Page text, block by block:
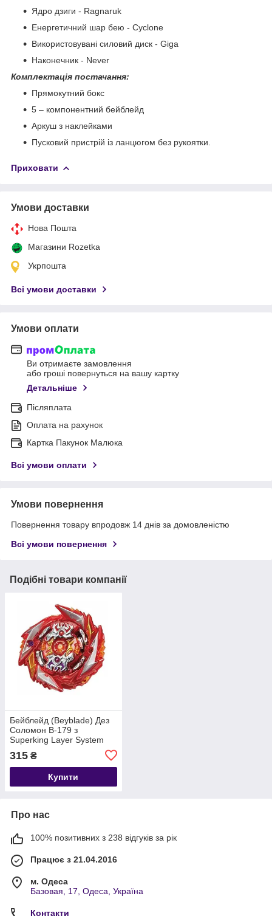
Ядро дзиги - Ragnaruk
Енергетичний шар бею - Cyclone
Використовувані силовий диск - Giga
Наконечник - Never
Комплектація постачання:
Прямокутний бокс
5 – компонентний бейблейд
Аркуш з наклейками
Пусковий пристрій із ланцюгом без рукоятки.
Приховати
Умови доставки
Нова Пошта
Магазини Rozetka
Укрпошта
Всі умови доставки
Умови оплати
Ви отримаєте замовлення
або гроші повернуться на вашу картку
Детальніше
Післяплата
Оплата на рахунок
Картка Пакунок Малюка
Всі умови оплати
Умови повернення
Повернення товару впродовж 14 днів за домовленістю
Всі умови повернення
Подібні товари компанії
Бейблейд (Beyblade) Дез
Соломон B-179 з
Superking Layer System
315 ₴
Купити
Про нас
100% позитивних з 238 відгуків за рік
Працює з 21.04.2016
м. Одеса
Базовая, 17, Одеса, Україна
Контакти